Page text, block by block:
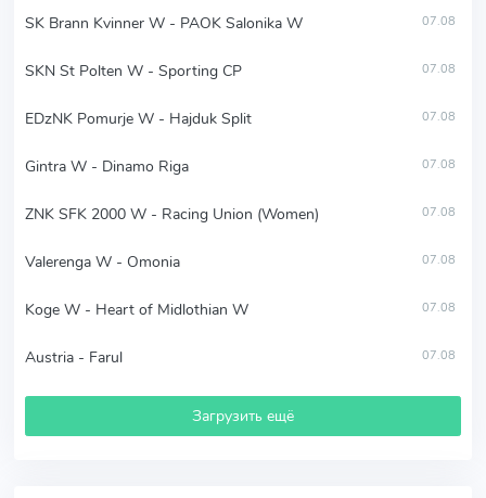
SK Brann Kvinner W - PAOK Salonika W 07.08
SKN St Polten W - Sporting CP 07.08
EDzNK Pomurje W - Hajduk Split 07.08
Gintra W - Dinamo Riga 07.08
ZNK SFK 2000 W - Racing Union (Women) 07.08
Valerenga W - Omonia 07.08
Koge W - Heart of Midlothian W 07.08
Austria - Farul 07.08
Загрузить ещё